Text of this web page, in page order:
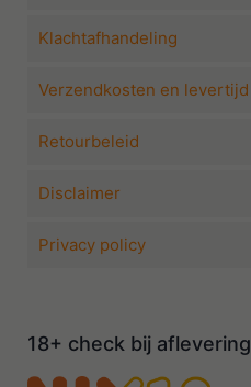
Klachtafhandeling
Verzendkosten en levertijd
Retourbeleid
Disclaimer
Privacy policy
18+ check bij aflevering